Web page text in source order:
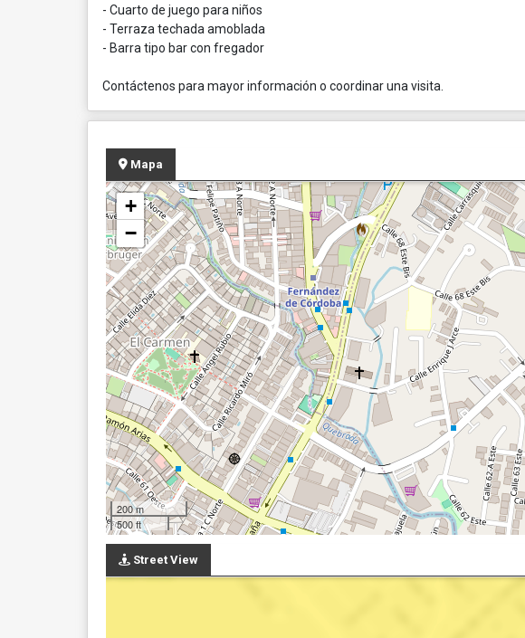
- Cuarto de juego para niños
- Terraza techada amoblada
- Barra tipo bar con fregador
Contáctenos para mayor información o coordinar una visita.
Mapa
+
−
200 m
500 ft
Street View